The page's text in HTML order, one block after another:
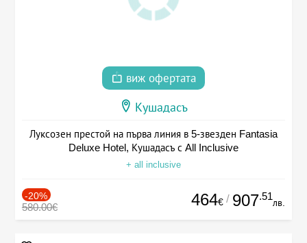
виж офертата
Кушадасъ
Луксозен престой на първа линия в 5-звезден Fantasia
Deluxe Hotel, Кушадасъ с All Inclusive
+ all inclusive
-20%
580.00€ 464€ / 907.51
лв.